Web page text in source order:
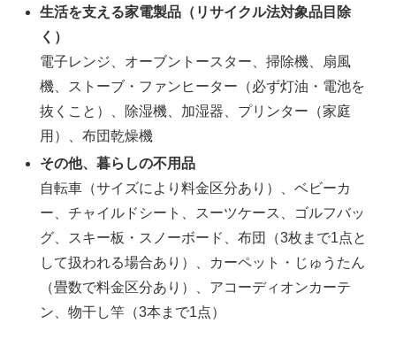
生活を支える家電製品（リサイクル法対象品目除
く）
電子レンジ、オーブントースター、掃除機、扇風
機、ストーブ・ファンヒーター（必ず灯油・電池を
抜くこと）、除湿機、加湿器、プリンター（家庭
用）、布団乾燥機
その他、暮らしの不用品
自転車（サイズにより料金区分あり）、ベビーカ
ー、チャイルドシート、スーツケース、ゴルフバッ
グ、スキー板・スノーボード、布団（3枚まで1点と
して扱われる場合あり）、カーペット・じゅうたん
（畳数で料金区分あり）、アコーディオンカーテ
ン、物干し竿（3本まで1点）